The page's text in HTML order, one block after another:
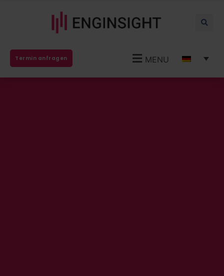
Termin anfragen MENU